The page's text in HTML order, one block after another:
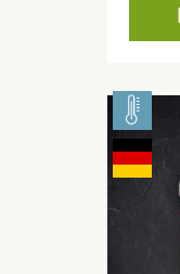
Sie
Senf
hte: